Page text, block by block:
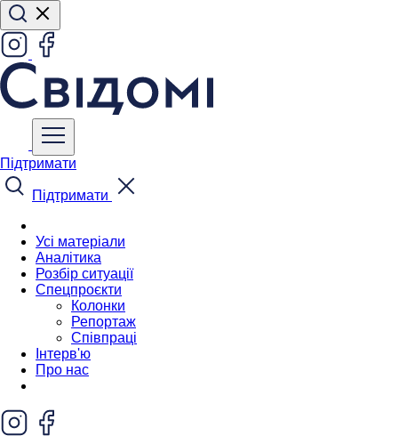
Підтримати
Підтримати
Усі матеріали
Аналітика
Розбір ситуації
Спецпроєкти
Колонки
Репортаж
Співпраці
Інтерв'ю
Про нас